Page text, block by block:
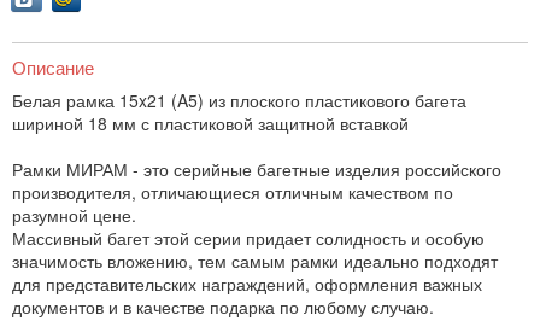
Описание
Белая рамка 15x21 (A5) из плоского пластикового багета
шириной 18 мм с пластиковой защитной вставкой
Рамки МИРАМ - это серийные багетные изделия российского
производителя, отличающиеся отличным качеством по
разумной цене.
Массивный багет этой серии придает солидность и особую
значимость вложению, тем самым рамки идеально подходят
для представительских награждений, оформления важных
документов и в качестве подарка по любому случаю.